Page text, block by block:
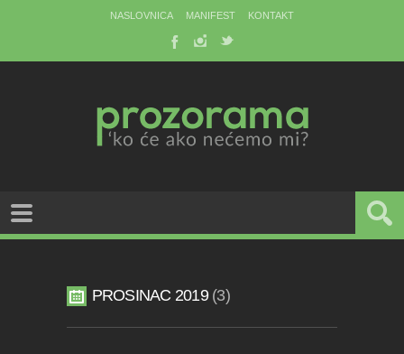
NASLOVNICA MANIFEST KONTAKT
PROSINAC 2019 3